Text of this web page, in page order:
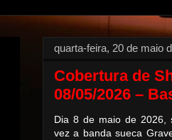
quarta-feira, 20 de maio
Cobertura de
08/05/2026 –
Dia 8 de maio de 2026,
vez a banda sueca